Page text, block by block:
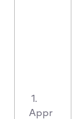
1.
Appr